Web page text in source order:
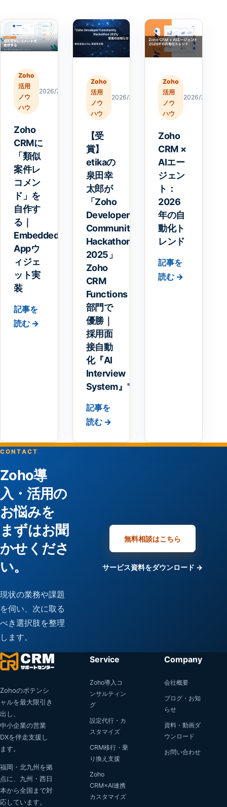
Zoho
活用
ノウ
ハウ
2026/7/20
Zoho
CRMに
「類似
案件レ
コメン
ド」を
自作す
る｜
Embedded
Appウ
ィジェ
ット実
装
記事を
読む →
Zoho
活用
ノウ
ハウ
2026/3/23
【受
賞】
etikaの
泉田幸
太郎が
「Zoho
Developer
Community
Hackathon
2025」
Zoho
CRM
Functions
部門で
優勝｜
採用面
接自動
化『AI
Interview
System』"
記事を
読む →
Zoho
活用
ノウ
ハウ
2026/3/18
Zoho
CRM ×
AIエー
ジェン
ト：
2026
年の自
動化ト
レンド
記事を
読む →
CONTACT
Zoho導
入・活用の
お悩みを
まずはお聞
かせくださ
い。
現状の業務や課題
を伺い、次に取る
べき選択肢を整理
します。
無料相談はこちら
サービス資料をダウンロード →
Zohoのポテンシ
ャルを最大限引き
出し、
中小企業の営業
DXを伴走支援し
ます。
福岡・北九州を拠
点に、九州・西日
本から全国まで対
応しています。
Service
Zoho導入コ
ンサルティン
グ
設定代行・カ
スタマイズ
CRM移行・乗
り換え支援
Zoho
CRM×AI連携
カスタマイズ
Company
会社概要
ブログ・お知
らせ
資料・動画ダ
ウンロード
お問い合わせ